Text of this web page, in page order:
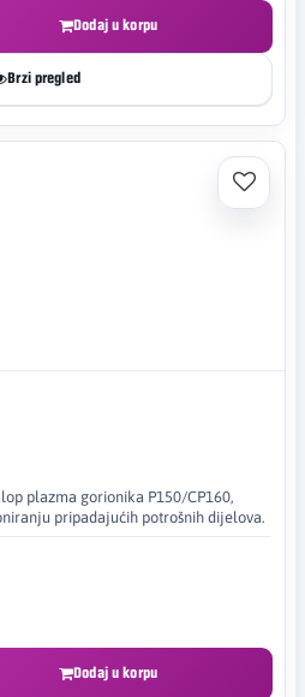
Dodaj u korpu
Brzi pregled
plazma gorionika P150/CP160,
pripadajućih potrošnih dijelova.
Dodaj u korpu